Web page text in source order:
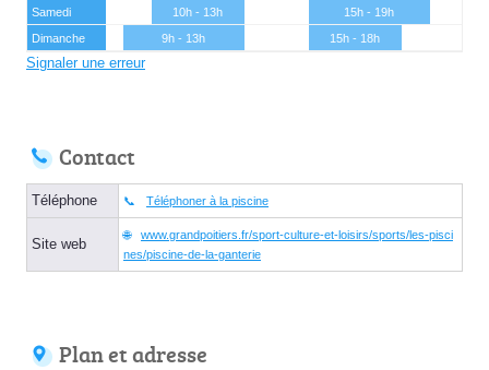
Samedi
10h - 13h
15h - 19h
Dimanche
9h - 13h 15h - 18h
Signaler une erreur
Contact
Téléphone Téléphoner à la piscine
Site web
www.grandpoitiers.fr/sport-culture-et-loisirs/sports/les-pisci
nes/piscine-de-la-ganterie
Plan et adresse